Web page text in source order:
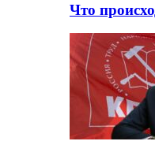
Что